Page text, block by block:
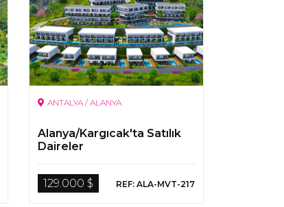
ANTALYA / ALANYA
Alanya/Kargıcak'ta Satılık
Daireler
129.000 $ REF: ALA-MVT-217